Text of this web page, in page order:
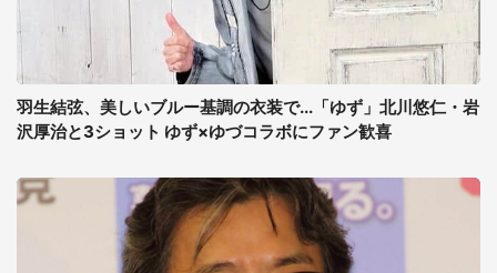
羽生結弦、美しいブルー基調の衣装で...「ゆず」北川悠仁・岩
沢厚治と3ショット ゆず×ゆづコラボにファン歓喜